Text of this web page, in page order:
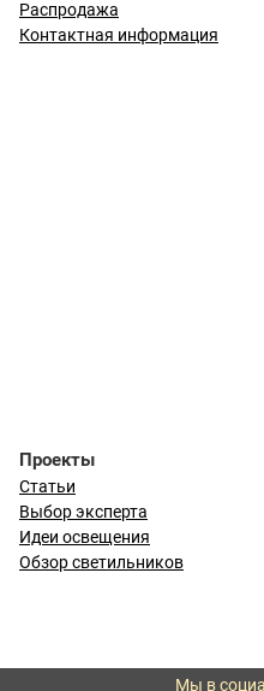
Распродажа
Контактная информация
Проекты
Статьи
Выбор эксперта
Идеи освещения
Обзор светильников
Мы в